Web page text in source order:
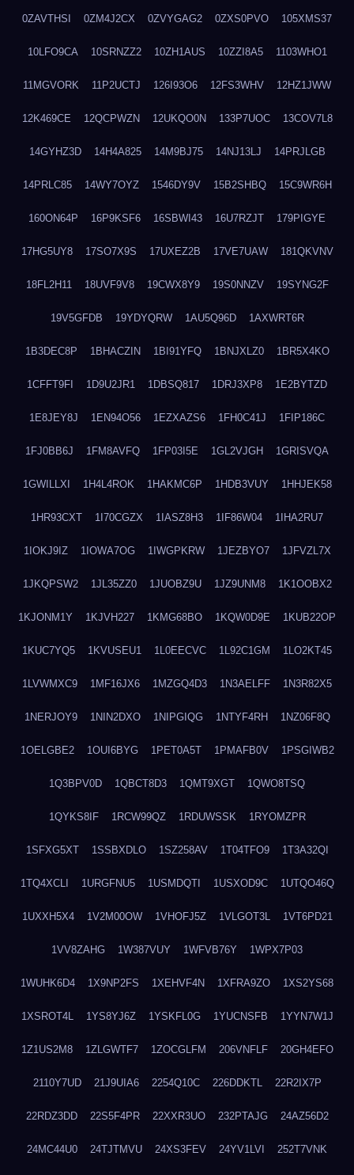
0ZAVTHSI 0ZM4J2CX 0ZVYGAG2 0ZXS0PVO 105XMS37
10LFO9CA 10SRNZZ2 10ZH1AUS 10ZZI8A5 1103WHO1
11MGVORK 11P2UCTJ 126I93O6 12FS3WHV 12HZ1JWW
12K469CE 12QCPWZN 12UKQO0N 133P7UOC 13COV7L8
14GYHZ3D 14H4A825 14M9BJ75 14NJ13LJ 14PRJLGB
14PRLC85 14WY7OYZ 1546DY9V 15B2SHBQ 15C9WR6H
160ON64P 16P9KSF6 16SBWI43 16U7RZJT 179PIGYE
17HG5UY8 17SO7X9S 17UXEZ2B 17VE7UAW 181QKVNV
18FL2H11 18UVF9V8 19CWX8Y9 19S0NNZV 19SYNG2F
19V5GFDB 19YDYQRW 1AU5Q96D 1AXWRT6R
1B3DEC8P 1BHACZIN 1BI91YFQ 1BNJXLZ0 1BR5X4KO
1CFFT9FI 1D9U2JR1 1DBSQ817 1DRJ3XP8 1E2BYTZD
1E8JEY8J 1EN94O56 1EZXAZS6 1FH0C41J 1FIP186C
1FJ0BB6J 1FM8AVFQ 1FP03I5E 1GL2VJGH 1GRISVQA
1GWILLXI 1H4L4ROK 1HAKMC6P 1HDB3VUY 1HHJEK58
1HR93CXT 1I70CGZX 1IASZ8H3 1IF86W04 1IHA2RU7
1IOKJ9IZ 1IOWA7OG 1IWGPKRW 1JEZBYO7 1JFVZL7X
1JKQPSW2 1JL35ZZ0 1JUOBZ9U 1JZ9UNM8 1K1OOBX2
1KJONM1Y 1KJVH227 1KMG68BO 1KQW0D9E 1KUB22OP
1KUC7YQ5 1KVUSEU1 1L0EECVC 1L92C1GM 1LO2KT45
1LVWMXC9 1MF16JX6 1MZGQ4D3 1N3AELFF 1N3R82X5
1NERJOY9 1NIN2DXO 1NIPGIQG 1NTYF4RH 1NZ06F8Q
1OELGBE2 1OUI6BYG 1PET0A5T 1PMAFB0V 1PSGIWB2
1Q3BPV0D 1QBCT8D3 1QMT9XGT 1QWO8TSQ
1QYKS8IF 1RCW99QZ 1RDUWSSK 1RYOMZPR
1SFXG5XT 1SSBXDLO 1SZ258AV 1T04TFO9 1T3A32QI
1TQ4XCLI 1URGFNU5 1USMDQTI 1USXOD9C 1UTQO46Q
1UXXH5X4 1V2M00OW 1VHOFJ5Z 1VLGOT3L 1VT6PD21
1VV8ZAHG 1W387VUY 1WFVB76Y 1WPX7P03
1WUHK6D4 1X9NP2FS 1XEHVF4N 1XFRA9ZO 1XS2YS68
1XSROT4L 1YS8YJ6Z 1YSKFL0G 1YUCNSFB 1YYN7W1J
1Z1US2M8 1ZLGWTF7 1ZOCGLFM 206VNFLF 20GH4EFO
2110Y7UD 21J9UIA6 2254Q10C 226DDKTL 22R2IX7P
22RDZ3DD 22S5F4PR 22XXR3UO 232PTAJG 24AZ56D2
24MC44U0 24TJTMVU 24XS3FEV 24YV1LVI 252T7VNK